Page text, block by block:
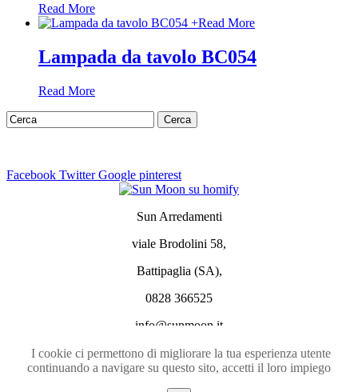
Read More
+Read More
Lampada da tavolo BC054
Read More
Facebook Twitter Google pinterest
Sun Arredamenti
viale Brodolini 58,
Battipaglia (SA),
0828 366525
info@sunmoon.it
SiteMap| Login|Chi siamo
I cookie ci permettono di migliorare la tua esperienza utente
continuando a navigare su questo sito, accetti il loro impiego